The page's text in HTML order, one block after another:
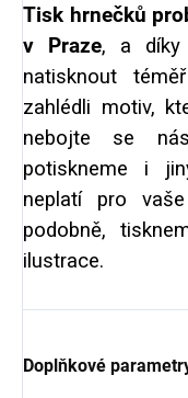
Tisk hrnečků
v Praze, a díky
natisknout
zahlédli motiv,
nebojte se
potiskneme i
neplatí pro
podobně,
ilustrace.
Doplňkové